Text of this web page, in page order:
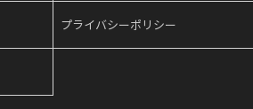
プライバシーポリシー